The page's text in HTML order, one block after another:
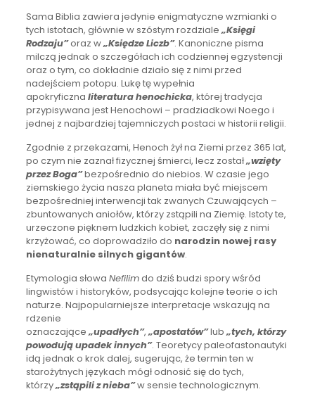
Sama Biblia zawiera jedynie enigmatyczne wzmianki o
tych istotach, głównie w szóstym rozdziale„Księgi
Rodzaju”oraz w„Księdze Liczb”. Kanoniczne pisma
milczą jednak o szczegółach ich codziennej egzystencji
oraz o tym, co dokładnie działo się z nimi przed
nadejściem potopu. Lukę tę wypełnia
apokryficzna literatura henochicka, której tradycja
przypisywana jest Henochowi – pradziadkowi Noego i
jednej z najbardziej tajemniczych postaci w historii religii.
Zgodnie z przekazami, Henoch żył na Ziemi przez 365 lat,
po czym nie zaznał fizycznej śmierci, lecz został„wzięty
przez Boga”bezpośrednio do niebios. W czasie jego
ziemskiego życia nasza planeta miała być miejscem
bezpośredniej interwencji tak zwanych Czuwających –
zbuntowanych aniołów, którzy zstąpili na Ziemię. Istoty te,
urzeczone pięknem ludzkich kobiet, zaczęły się z nimi
krzyżować, co doprowadziło do narodzin nowej rasy
nienaturalnie silnych gigantów.
Etymologia słowa Nefilimdo dziś budzi spory wśród
lingwistów i historyków, podsycając kolejne teorie o ich
naturze. Najpopularniejsze interpretacje wskazują na
rdzenie
oznaczające„upadłych”,„apostatów”lub„tych, którzy
powodują upadek innych”. Teoretycy paleofastonautyki
idą jednak o krok dalej, sugerując, że termin ten w
starożytnych językach mógł odnosić się do tych,
którzy„zstąpili z nieba”w sensie technologicznym.